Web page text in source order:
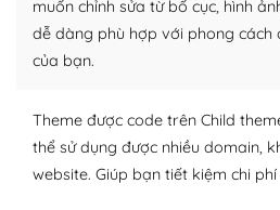
lập website của mình.
WordPress đa dạng plugin và
Với mọi Hosting bất kỳ thì
dàng thiết lập vì thực tế nó đã
muốn chỉnh sửa từ bố cục, hình
dễ dàng phù hợp với phong cách
của bạn.
Theme được code trên Child
thể sử dụng được nhiều domain,
website. Giúp bạn tiết kiệm chi